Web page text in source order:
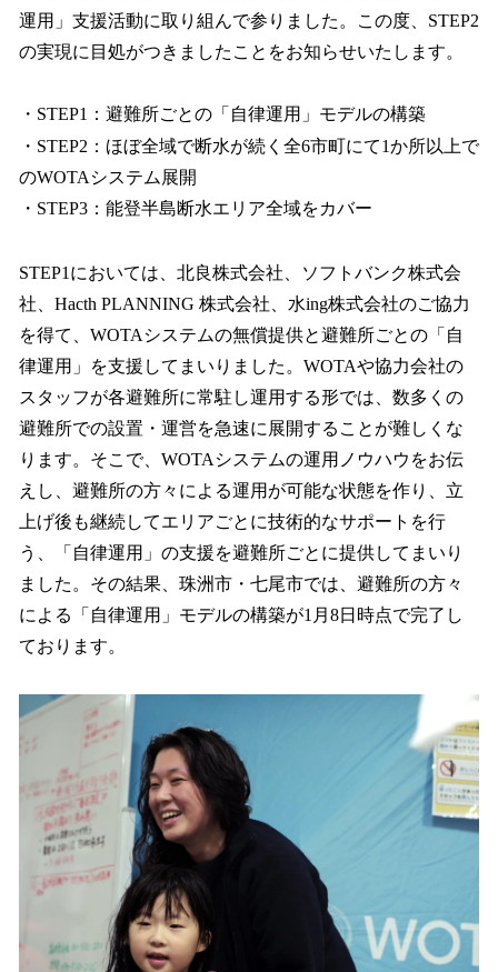
運用」支援活動に取り組んで参りました。この度、STEP2
の実現に目処がつきましたことをお知らせいたします。
・STEP1：避難所ごとの「自律運用」モデルの構築
・STEP2：ほぼ全域で断水が続く全6市町にて1か所以上で
のWOTAシステム展開
・STEP3：能登半島断水エリア全域をカバー
STEP1においては、北良株式会社、ソフトバンク株式会
社、Hacth PLANNING 株式会社、水ing株式会社のご協力
を得て、WOTAシステムの無償提供と避難所ごとの「自
律運用」を支援してまいりました。WOTAや協力会社の
スタッフが各避難所に常駐し運用する形では、数多くの
避難所での設置・運営を急速に展開することが難しくな
ります。そこで、WOTAシステムの運用ノウハウをお伝
えし、避難所の方々による運用が可能な状態を作り、立
上げ後も継続してエリアごとに技術的なサポートを行
う、「自律運用」の支援を避難所ごとに提供してまいり
ました。その結果、珠洲市・七尾市では、避難所の方々
による「自律運用」モデルの構築が1月8日時点で完了し
ております。